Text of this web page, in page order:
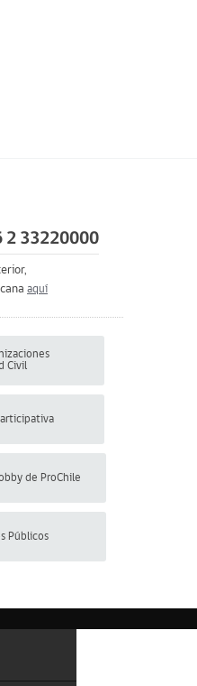
2 33220000
aquí
Civil
de ProChile
Públicos